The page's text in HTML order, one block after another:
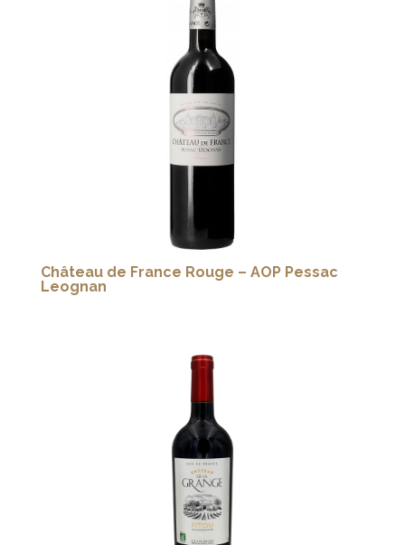
Château de France Rouge – AOP Pessac
Leognan